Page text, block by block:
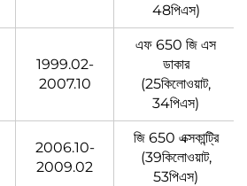
48পিএস)
1999.02-
2007.10
এফ 650 জি এস
ডাকার
(25কিলোওয়াট,
34পিএস)
2006.10-
2009.02
জি 650 এক্সকান্ট্রি
(39কিলোওয়াট,
53পিএস)